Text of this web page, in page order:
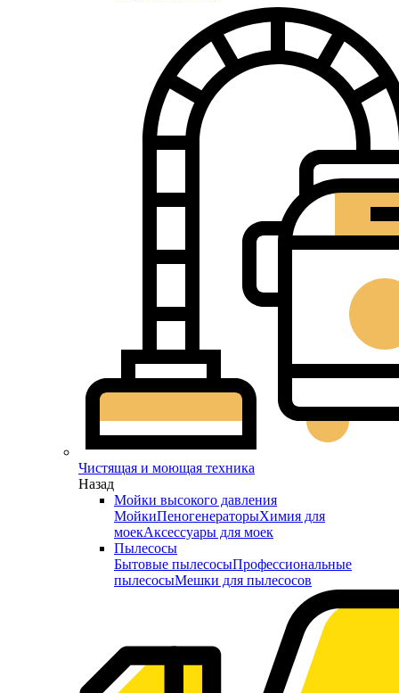
Чистящая и моющая техника
Назад
Мойки высокого давления
МойкиПеногенераторыХимия для
моекАксессуары для моек
Пылесосы
Бытовые пылесосыПрофессиональные
пылесосыМешки для пылесосов